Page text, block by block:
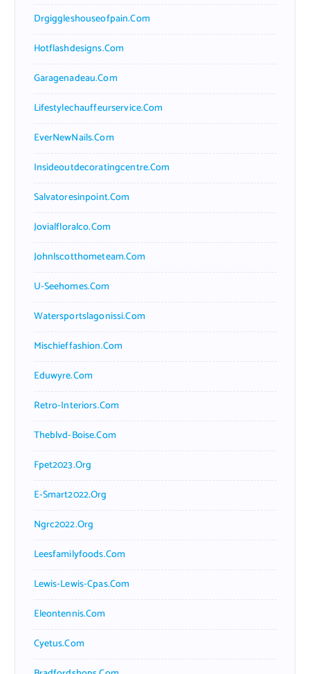
Drgiggleshouseofpain.com
Hotflashdesigns.com
Garagenadeau.com
Lifestylechauffeurservice.com
EverNewNails.com
Insideoutdecoratingcentre.com
Salvatoresinpoint.com
Jovialfloralco.com
Johnlscotthometeam.com
U-Seehomes.com
Watersportslagonissi.com
Mischieffashion.com
Eduwyre.com
Retro-Interiors.com
Theblvd-Boise.com
Fpet2023.org
E-Smart2022.org
Ngrc2022.org
Leesfamilyfoods.com
Lewis-Lewis-Cpas.com
Eleontennis.com
Cyetus.com